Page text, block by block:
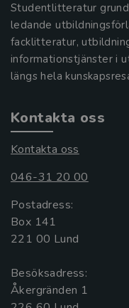
Studentlitteratur
ledande
facklitteratur,
informationstjänster i
längs hela
Kontakta oss
Kontakta oss
046-31 20 00
Postadress:
Box 141
221 00 Lund
Besöksadress:
Åkergränden 1